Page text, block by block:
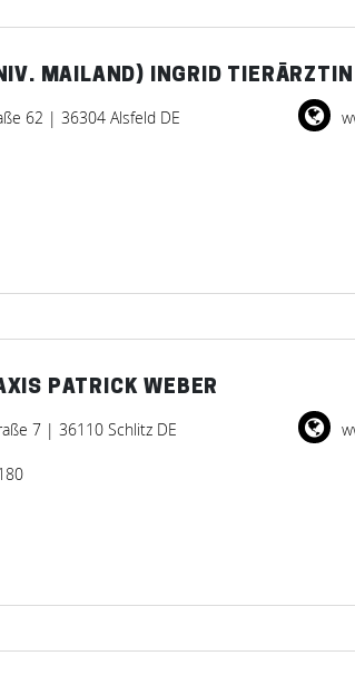
MAILAND) INGRID TIERÄRZTIN
62 | 36304 Alsfeld DE
PATRICK WEBER
7 | 36110 Schlitz DE